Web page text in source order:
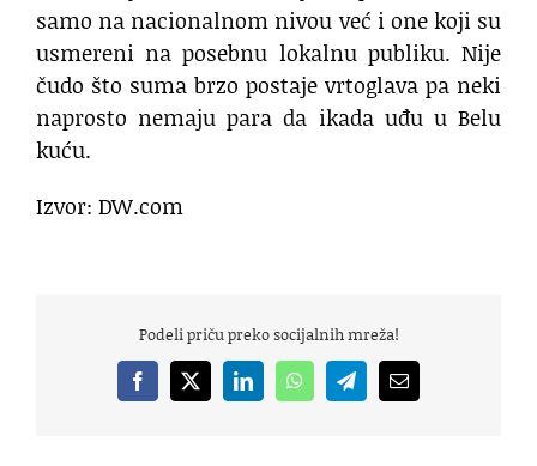
samo na nacionalnom nivou već i one koji su
usmereni na posebnu lokalnu publiku. Nije
čudo što suma brzo postaje vrtoglava pa neki
naprosto nemaju para da ikada uđu u Belu
kuću.
Izvor: DW.com
Podeli priču preko socijalnih mreža!
Facebook
X LinkedInWhatsAppTelegramEmail